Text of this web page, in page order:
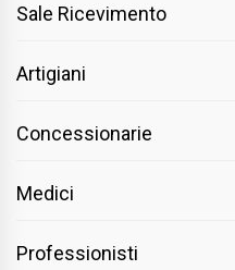
Sale Ricevimento
Artigiani
Concessionarie
Medici
Professionisti